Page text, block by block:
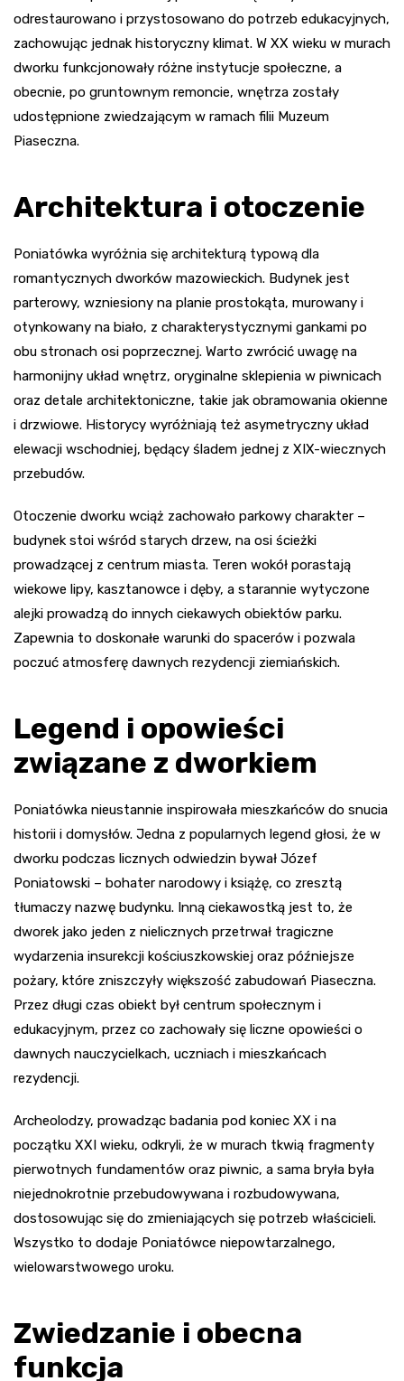
odrestaurowano i przystosowano do potrzeb edukacyjnych,
zachowując jednak historyczny klimat. W XX wieku w murach
dworku funkcjonowały różne instytucje społeczne, a
obecnie, po gruntownym remoncie, wnętrza zostały
udostępnione zwiedzającym w ramach filii Muzeum
Piaseczna.
Architektura i otoczenie
Poniatówka wyróżnia się architekturą typową dla
romantycznych dworków mazowieckich. Budynek jest
parterowy, wzniesiony na planie prostokąta, murowany i
otynkowany na biało, z charakterystycznymi gankami po
obu stronach osi poprzecznej. Warto zwrócić uwagę na
harmonijny układ wnętrz, oryginalne sklepienia w piwnicach
oraz detale architektoniczne, takie jak obramowania okienne
i drzwiowe. Historycy wyróżniają też asymetryczny układ
elewacji wschodniej, będący śladem jednej z XIX-wiecznych
przebudów.
Otoczenie dworku wciąż zachowało parkowy charakter –
budynek stoi wśród starych drzew, na osi ścieżki
prowadzącej z centrum miasta. Teren wokół porastają
wiekowe lipy, kasztanowce i dęby, a starannie wytyczone
alejki prowadzą do innych ciekawych obiektów parku.
Zapewnia to doskonałe warunki do spacerów i pozwala
poczuć atmosferę dawnych rezydencji ziemiańskich.
Legend i opowieści
związane z dworkiem
Poniatówka nieustannie inspirowała mieszkańców do snucia
historii i domysłów. Jedna z popularnych legend głosi, że w
dworku podczas licznych odwiedzin bywał Józef
Poniatowski – bohater narodowy i książę, co zresztą
tłumaczy nazwę budynku. Inną ciekawostką jest to, że
dworek jako jeden z nielicznych przetrwał tragiczne
wydarzenia insurekcji kościuszkowskiej oraz późniejsze
pożary, które zniszczyły większość zabudowań Piaseczna.
Przez długi czas obiekt był centrum społecznym i
edukacyjnym, przez co zachowały się liczne opowieści o
dawnych nauczycielkach, uczniach i mieszkańcach
rezydencji.
Archeolodzy, prowadząc badania pod koniec XX i na
początku XXI wieku, odkryli, że w murach tkwią fragmenty
pierwotnych fundamentów oraz piwnic, a sama bryła była
niejednokrotnie przebudowywana i rozbudowywana,
dostosowując się do zmieniających się potrzeb właścicieli.
Wszystko to dodaje Poniatówce niepowtarzalnego,
wielowarstwowego uroku.
Zwiedzanie i obecna
funkcja